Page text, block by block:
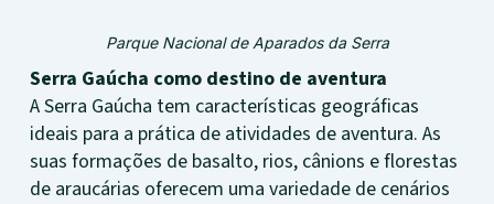
Parque Nacional de Aparados da Serra
Serra Gaúcha como destino de aventura
A Serra Gaúcha tem características geográficas
ideais para a prática de atividades de aventura. As
suas formações de basalto, rios, cânions e florestas
de araucárias oferecem uma variedade de cenários